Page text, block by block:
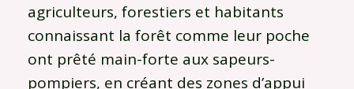
agriculteurs, forestiers et habitants
connaissant la forêt comme leur poche
ont prêté main-forte aux sapeurs-
pompiers, en créant des zones d’appui